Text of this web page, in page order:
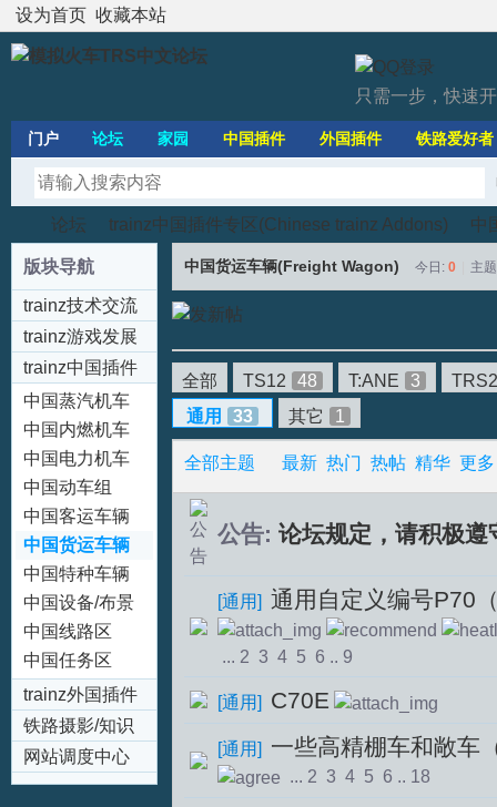
设为首页 收藏本站
只需一步，快速
门户 论坛 家园 中国插件 外国插件 铁路爱好者
模
拟
火
»
论坛
›
trainz中国插件专区(Chinese trainz Addons) 中
版块导航
trainz技术交流
区
trainz游戏发展
trainz中国插件
专区(Chinese
trainz Addons)
中国蒸汽机车
(Steam)
中国内燃机车
(Diesel)
中国电力机车
(Electric)
中国动车组
(EMU/DMU)
中国客运车辆
(Passenger
Coach)
中国货运车辆
(Freight
Wagon)
中国特种车辆
(Special
Rolling Stock)
中国设备/布景
区
中国线路区
中国任务区
trainz外国插件
专区(trainz
Addons)
铁路摄影/知识
区
网站调度中心
中国货运车辆(Freight Wagon) 今日: 0 主
全部 TS12 48 T:ANE 3
通用
33 其它 1
全部主题 最新 热门 热帖 精华 更多
公告: 论坛规定，请积极遵
[通用] 通用自定义编号P70
... 2 3 4 5 6 .. 9
[通用] C70E
[通用] 一些高精棚车和敞车
... 2 3 4 5 6 .. 18